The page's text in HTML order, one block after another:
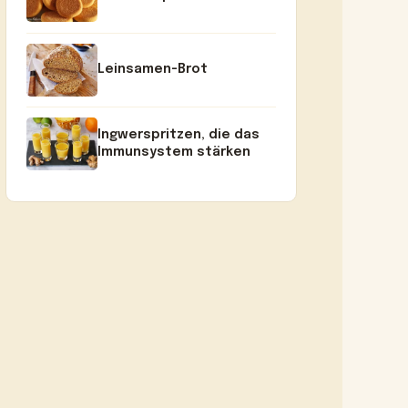
Leinsamen-Brot
Ingwerspritzen, die das
Immunsystem stärken